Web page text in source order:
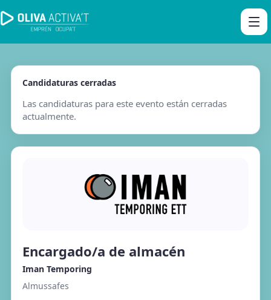
Candidaturas cerradas
Las candidaturas para este evento están cerradas
actualmente.
Encargado/a de almacén
Iman Temporing
Almussafes